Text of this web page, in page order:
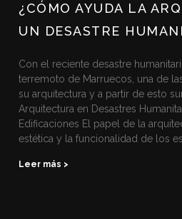
¿CÓMO AYUDA LA
UN DESASTRE
Con el reciente desastre
terremoto de Marruecos, una de
su arquitectura y a partir de esto
Arquitectura en Desastres
Edificaciones El papel de la
estética y la funcionalidad de los
Leer más >